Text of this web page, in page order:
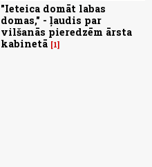
"Ieteica domāt labas
domas," - ļaudis par
vilšanās pieredzēm ārsta
kabinetā 1